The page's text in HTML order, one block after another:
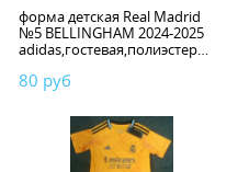
форма детская Real Madrid
№5 BELLINGHAM 2024-2025
adidas,гостевая,полиэстер
80 руб